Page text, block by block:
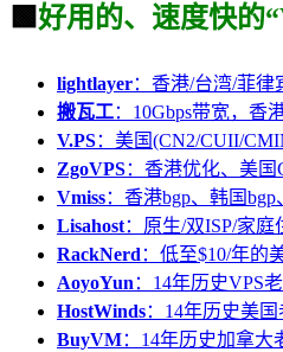
🟩 好用的、速度快的
lightlayer：香港/台湾/菲律
搬瓦工：10Gbps带宽，香
V.PS：美国(CN2/CUII/
ZgoVPS：香港优化、美
Vmiss：香港bgp、韩国
Lisahost：原生/双ISP/家
RackNerd：低至$10/年的
AoyoYun：14年历史VPS
HostWinds：14年历史美
BuyVM：14年历史加拿大